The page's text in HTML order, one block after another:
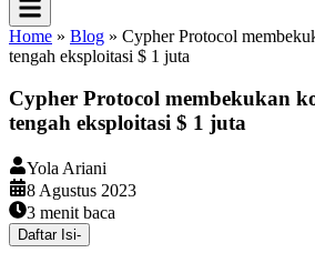
Home » Blog » Cypher Protocol
tengah eksploitasi $ 1 juta
Cypher Protocol membekukan
tengah eksploitasi $ 1 juta
Yola Ariani
8 Agustus 2023
3 menit baca
Daftar Isi-